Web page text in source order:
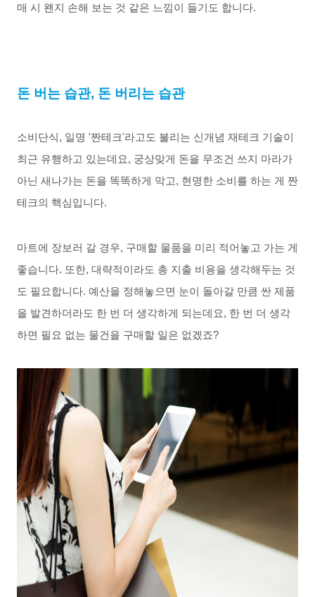
매 시 왠지 손해 보는 것 같은 느낌이 들기도 합니다.
돈 버는 습관, 돈 버리는 습관
소비단식, 일명 '짠테크'라고도 불리는 신개념 재테크 기술이
최근 유행하고 있는데요, 궁상맞게 돈을 무조건 쓰지
마라가
아닌 새나가는 돈을 똑똑하게 막고, 현명한 소비를 하는 게
짠
테크의 핵심입니다.
마트에 장보러 갈 경우, 구매할 물품을 미리 적어놓고 가는 게
좋습니다. 또한, 대략적이라도 총 지출 비용을 생각해두는 것
도 필요합니다. 예산을 정해놓으면 눈이 돌아갈 만큼 싼 제품
을 발견하더라도 한 번 더 생각하게 되는데요, 한 번 더 생각
하면 필요 없는 물건을 구매할 일은 없겠죠?